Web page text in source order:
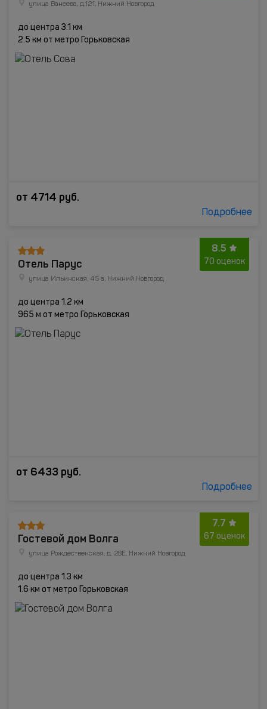
улица Ванеева, д.121, Нижний Новгород
до центра 3.1 км
2.5 км от метро Горьковская
от 4714 руб.
Подробнее
8.5
70 оценок
Отель Парус
улица Ильинская, 45 а, Нижний Новгород
до центра 1.2 км
965 м от метро Горьковская
от 6433 руб.
Подробнее
7.7
67 оценок
Гостевой дом Волга
улица Рождественская, д. 28Е, Нижний Новгород
до центра 1.3 км
1.6 км от метро Горьковская